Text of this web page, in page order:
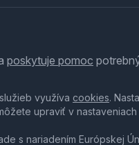
poskytuje pomoc
využíva cookies.
upraviť v nastaveniach
s nariadením Európskej